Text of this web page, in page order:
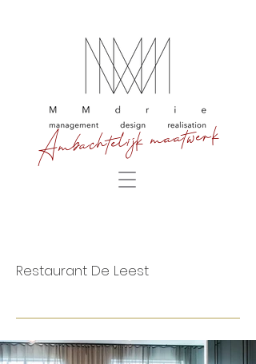
Ambachtelijk maatwerk
Restaurant De Leest